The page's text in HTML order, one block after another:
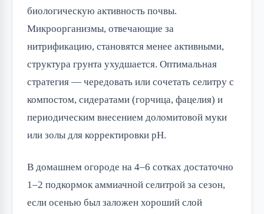
биологическую активность почвы.
Микроорганизмы, отвечающие за
нитрификацию, становятся менее активными,
структура грунта ухудшается. Оптимальная
стратегия — чередовать или сочетать селитру с
компостом, сидератами (горчица, фацелия) и
периодическим внесением доломитовой муки
или золы для корректировки pH.
В домашнем огороде на 4–6 сотках достаточно
1–2 подкормок аммиачной селитрой за сезон,
если осенью был заложен хороший слой